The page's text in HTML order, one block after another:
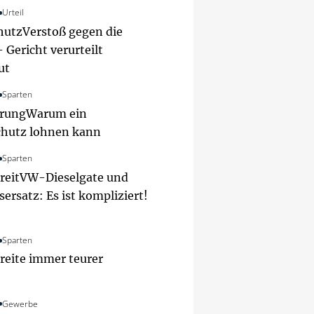
Urteil
Verstoß gegen die
Gericht verurteilt
Sparten
Warum ein
lohnen kann
Sparten
VW-Dieselgate und
Es ist kompliziert!
Sparten
immer teurer
Gewerbe